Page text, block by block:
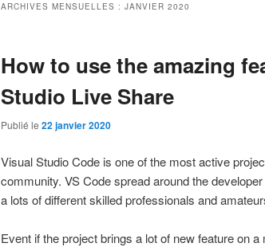
ARCHIVES MENSUELLES : JANVIER 2020
How to use the amazing
Studio Live Share
Publié le 22 janvier 2020
Visual Studio Code is one of the most active
community. VS Code spread around the
a lots of different skilled professionals and
Event if the project brings a lot of new feature on